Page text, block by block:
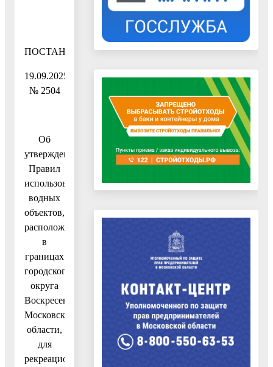
ПОСТАНОВЛЕНИЕ
19.09.2025
№ 2504
Об
утверждении
Правил
использования
водных
объектов,
расположенных
в
границах
городского
округа
Воскресенск
Московской
области,
для
рекреационных